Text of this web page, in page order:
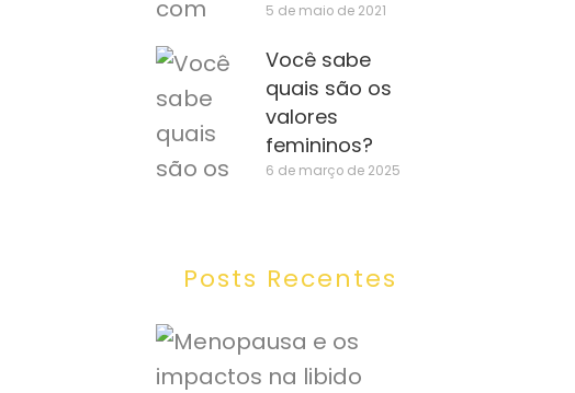
5 de maio de 2021
Você sabe
quais são os
valores
femininos?
6 de março de 2025
Posts Recentes